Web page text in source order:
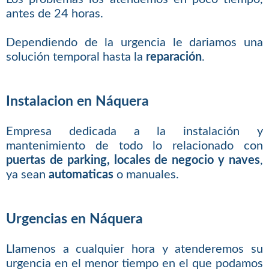
antes de 24 horas.
Dependiendo de la urgencia le dariamos una
solución temporal hasta la reparación.
Instalacion en Náquera
Empresa dedicada a la instalación y
mantenimiento de todo lo relacionado con
puertas de parking, locales de negocio y naves,
ya sean automaticaso manuales.
Urgencias en Náquera
Llamenos a cualquier hora y atenderemos su
urgencia en el menor tiempo en el que podamos